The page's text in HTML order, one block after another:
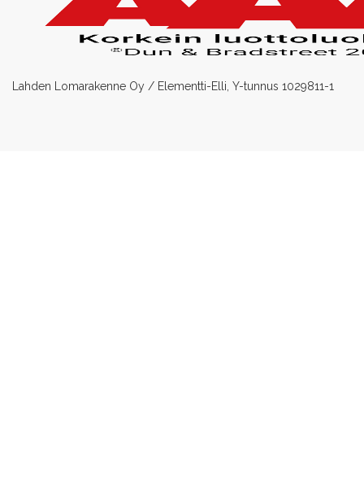
Lahden Lomarakenne Oy / Elementti-Elli, Y-tunnus 1029811-1